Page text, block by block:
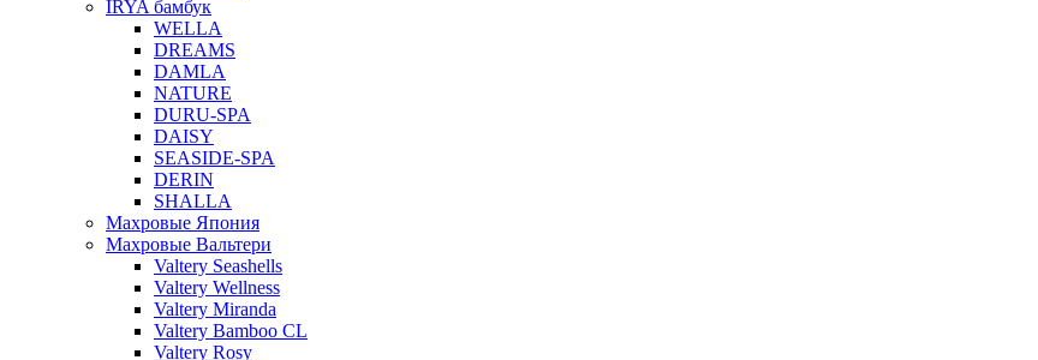
IRYA бамбук
WELLA
DREAMS
DAMLA
NATURE
DURU-SPA
DAISY
SEASIDE-SPA
DERIN
SHALLA
Махровые Япония
Махровые Вальтери
Valtery Seashells
Valtery Wellness
Valtery Miranda
Valtery Bamboo CL
Valtery Rosy